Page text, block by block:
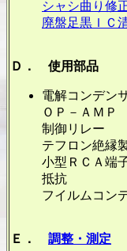
シャシ曲り修
廃盤足黒ＩＣ
Ｄ． 使用部品
電解
ＯＰ
制
テフロン絶縁
小型
抵
フイル
Ｅ． 調整・測定